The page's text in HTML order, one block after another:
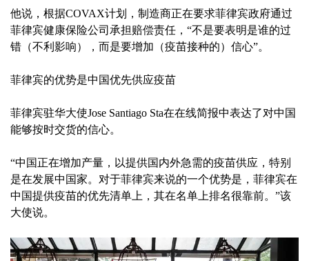
他说，根据COVAX计划，制造商正在要求菲律宾政府通过
菲律宾健康保险公司承担赔偿责任，“不是要表明是谁的过
错（不利影响），而是要增加（疫苗接种的）信心”。
菲律宾的优势是中国优先供应疫苗
菲律宾驻华大使Jose Santiago Sta在在线简报中表达了对中国
能够按时交货的信心。
“中国正在增加产量，以提供国内外急需的疫苗供应，特别
是在发展中国家。对于菲律宾来说的一个优势是，菲律宾在
中国提供疫苗的优先清单上，其在名单上排名很靠前。”该
大使说。